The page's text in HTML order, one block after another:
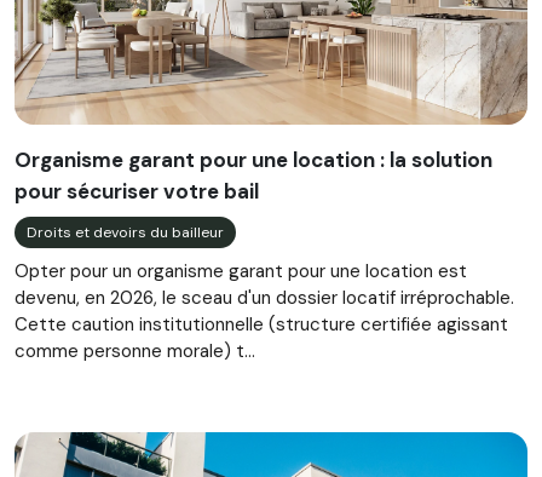
Organisme garant pour une location : la solution
pour sécuriser votre bail
Droits et devoirs du bailleur
Opter pour un organisme garant pour une location est
devenu, en 2026, le sceau d'un dossier locatif irréprochable.
Cette caution institutionnelle (structure certifiée agissant
comme personne morale) t...